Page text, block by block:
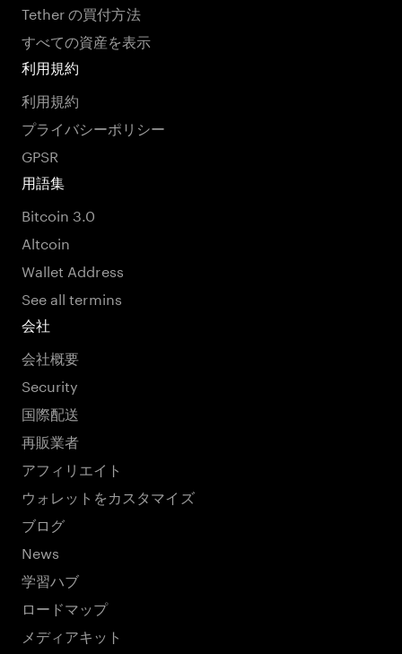
Tether の買付方法
すべての資産を表示
利用規約
利用規約
プライバシーポリシー
GPSR
用語集
Bitcoin 3.0
Altcoin
Wallet Address
See all termins
会社
会社概要
Security
国際配送
再販業者
アフィリエイト
ウォレットをカスタマイズ
ブログ
News
学習ハブ
ロードマップ
メディアキット